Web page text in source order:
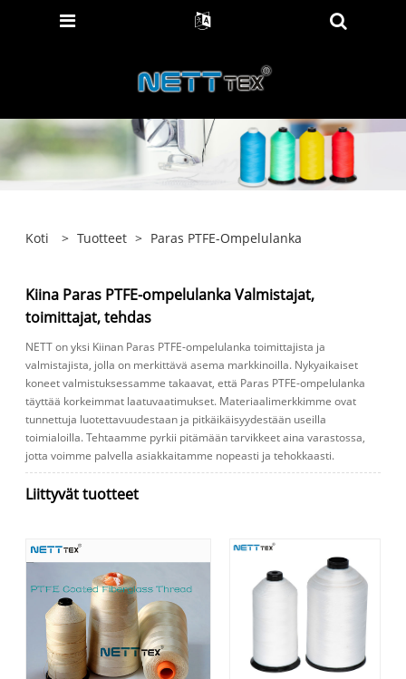
Koti > Tuotteet > Paras PTFE-Ompelulanka
Kiina Paras PTFE-ompelulanka Valmistajat,
toimittajat, tehdas
NETT on yksi Kiinan Paras PTFE-ompelulanka toimittajista ja
valmistajista, jolla on merkittävä asema markkinoilla. Nykyaikaiset
koneet valmistuksessamme takaavat, että Paras PTFE-ompelulanka
täyttää korkeimmat laatuvaatimukset. Materiaalimerkkimme ovat
tunnettuja luotettavuudestaan ​​ja pitkäikäisyydestään useilla
toimialoilla. Tehtaamme pyrkii pitämään tarvikkeet aina varastossa,
jotta voimme palvella asiakkaitamme nopeasti ja tehokkaasti.
Liittyvät tuotteet